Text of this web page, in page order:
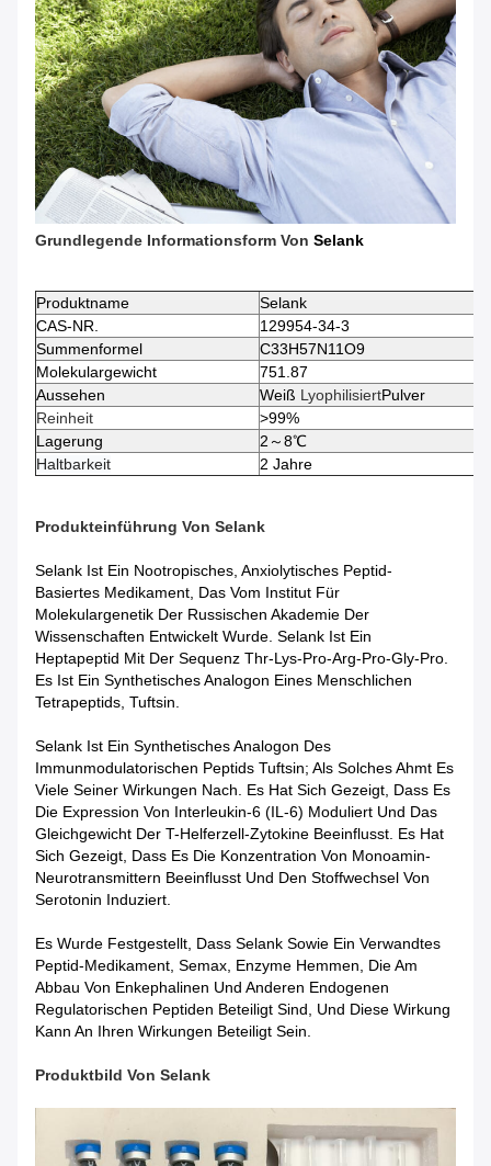
Grundlegende Informationsform Von Selank
Produktname
Selank
CAS-NR.
129954-34-3
Summenformel
C33H57N11O9
Molekulargewicht
751.87
Aussehen
Weiß LyophilisiertPulver
Reinheit
>99%
Lagerung
2～8℃
Haltbarkeit
2 Jahre
Produkteinführung Von Selank
Selank Ist Ein Nootropisches, Anxiolytisches Peptid-
Basiertes Medikament, Das Vom Institut Für
Molekulargenetik Der Russischen Akademie Der
Wissenschaften Entwickelt Wurde. Selank Ist Ein
Heptapeptid Mit Der Sequenz Thr-Lys-Pro-Arg-Pro-Gly-Pro.
Es Ist Ein Synthetisches Analogon Eines Menschlichen
Tetrapeptids, Tuftsin.
Selank Ist Ein Synthetisches Analogon Des
Immunmodulatorischen Peptids Tuftsin; Als Solches Ahmt Es
Viele Seiner Wirkungen Nach. Es Hat Sich Gezeigt, Dass Es
Die Expression Von Interleukin-6 (IL-6) Moduliert Und Das
Gleichgewicht Der T-Helferzell-Zytokine Beeinflusst. Es Hat
Sich Gezeigt, Dass Es Die Konzentration Von Monoamin-
Neurotransmittern Beeinflusst Und Den Stoffwechsel Von
Serotonin Induziert.
Es Wurde Festgestellt, Dass Selank Sowie Ein Verwandtes
Peptid-Medikament, Semax, Enzyme Hemmen, Die Am
Abbau Von Enkephalinen Und Anderen Endogenen
Regulatorischen Peptiden Beteiligt Sind, Und Diese Wirkung
Kann An Ihren Wirkungen Beteiligt Sein.
Produktbild Von Selank